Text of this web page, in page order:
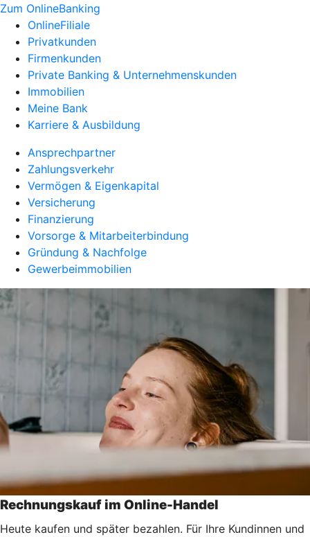
Zum OnlineBanking
OnlineFiliale
Privatkunden
Firmenkunden
Private Banking & Unternehmenskunden
Immobilien
Meine Bank
Karriere & Ausbildung
Ansprechpartner
Zahlungsverkehr
Vermögen & Eigenkapital
Versicherung
Finanzierung
Vorsorge & Mitarbeiterbindung
Gründung & Nachfolge
Gewerbeimmobilien
Rechnungskauf im Online-Handel
Heute kaufen und später bezahlen. Für Ihre Kundinnen und